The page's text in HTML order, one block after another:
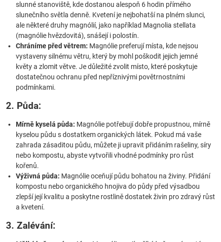
slunné stanoviště, kde dostanou alespoň 6 hodin přímého
slunečního světla denně. Kvetení je nejbohatší na plném slunci,
ale některé druhy magnólií, jako například Magnolia stellata
(magnólie hvězdovitá), snášejí i polostín.
Chráníme před větrem: Magnólie preferují místa, kde nejsou
vystaveny silnému větru, který by mohl poškodit jejich jemné
květy a zlomit větve. Je důležité zvolit místo, které poskytuje
dostatečnou ochranu před nepříznivými povětrnostními
podmínkami.
2. Půda:
Mírně kyselá půda: Magnólie potřebují dobře propustnou, mírně
kyselou půdu s dostatkem organických látek. Pokud má vaše
zahrada zásaditou půdu, můžete ji upravit přidáním rašeliny, síry
nebo kompostu, abyste vytvořili vhodné podmínky pro růst
kořenů.
Výživná půda: Magnólie oceňují půdu bohatou na živiny. Přidání
kompostu nebo organického hnojiva do půdy před výsadbou
zlepší její kvalitu a poskytne rostlině dostatek živin pro zdravý růst
a kvetení.
3. Zalévání: